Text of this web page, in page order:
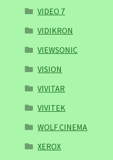
VIDEO 7
VIDIKRON
VIEWSONIC
VISION
VIVITAR
VIVITEK
WOLF CINEMA
XEROX